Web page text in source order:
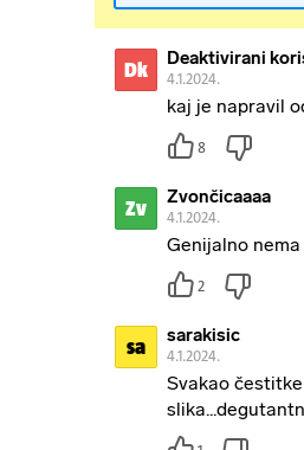
Dk Deaktivirani
4.1.2024.
kaj je napravil
8
Zv Zvončicaaaa
4.1.2024.
Genijalno
2
sa sarakisic
4.1.2024.
Svakao